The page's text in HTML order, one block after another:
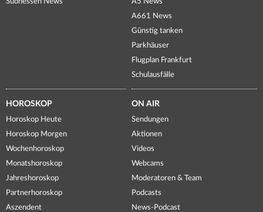
A661 News
Günstig tanken
Parkhäuser
Flugplan Frankfurt
Schulausfälle
HOROSKOP
Horoskop Heute
Horoskop Morgen
Wochenhoroskop
Monatshoroskop
Jahreshoroskop
Partnerhoroskop
Aszendent
ON AIR
Sendungen
Aktionen
Videos
Webcams
Moderatoren & Team
Podcasts
News-Podcast